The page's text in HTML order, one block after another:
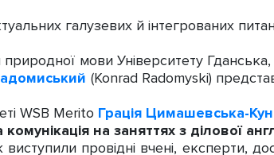
галузевих й інтегрованих
мови Університету
(Konrad Radomyski)
WSB Merito Грація Цимашевська-
на заняттях з ділової
провідні вчені, експерти,